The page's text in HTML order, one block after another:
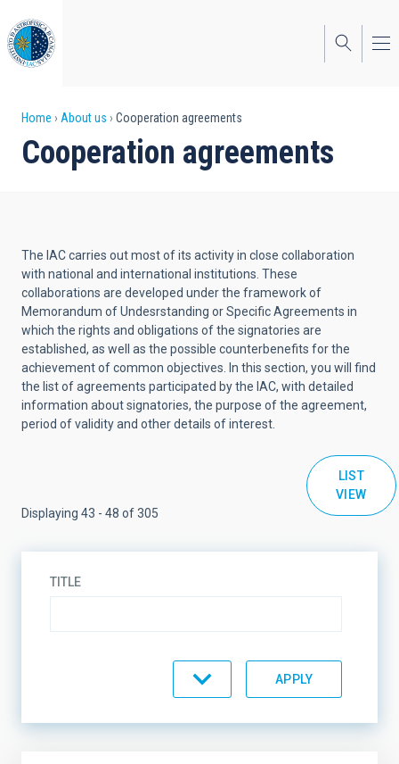
to
main
content
Breadcrumb
Home About us Cooperation agreements
Cooperation agreements
The IAC carries out most of its activity in close collaboration
with national and international institutions. These
collaborations are developed under the framework of
Memorandum of Undesrstanding or Specific Agreements in
which the rights and obligations of the signatories are
established, as well as the possible counterbenefits for the
achievement of common objectives. In this section, you will find
the list of agreements participated by the IAC, with detailed
information about signatories, the purpose of the agreement,
period of validity and other details of interest.
LIST
VIEW
Displaying 43 - 48 of 305
TITLE